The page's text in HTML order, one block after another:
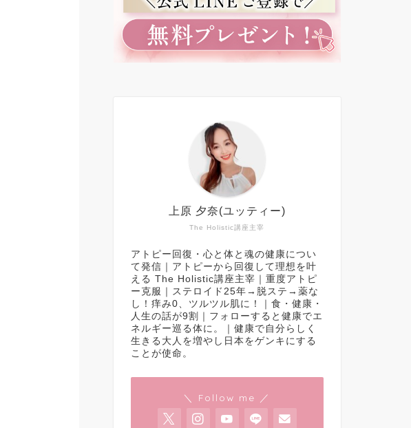
The Holistic講座主宰
上原 夕奈(ユッティー)
アトピー回復・心と体と魂の健康につい
て発信｜アトピーから回復して理想を叶
える The Holistic講座主宰｜重度アトピ
ー克服｜ステロイド25年→脱ステ→薬な
し！痒み0、ツルツル肌に！｜食・健康・
人生の話が9割｜フォローすると健康でエ
ネルギー巡る体に。｜健康で自分らしく
生きる大人を増やし日本をゲンキにする
ことが使命。
＼ Follow me ／